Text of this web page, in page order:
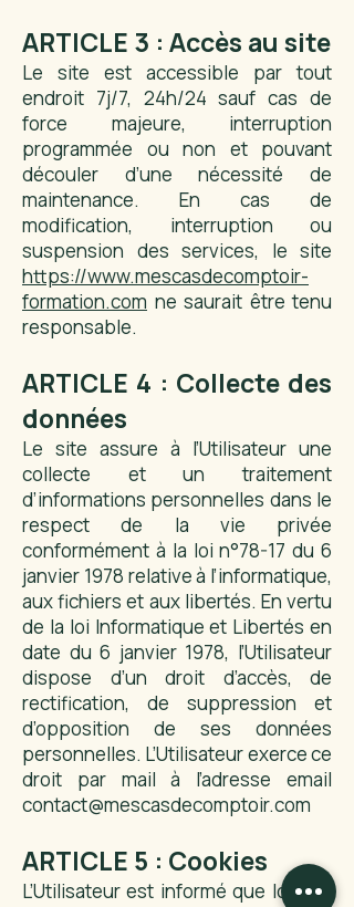
ARTICLE 3 : Accès au site
Le site est accessible par tout
endroit 7j/7, 24h/24 sauf cas de
force majeure, interruption
programmée ou non et pouvant
découler d’une nécessité de
maintenance. En cas de
modification, interruption ou
suspension des services, le site
https://www.mescasdecomptoir-
formation.com ne saurait être tenu
responsable.
ARTICLE 4 : Collecte des
données
Le site assure à l’Utilisateur une
collecte et un traitement
d’informations personnelles dans le
respect de la vie privée
conformément à la loi n°78-17 du 6
janvier 1978 relative à l’informatique,
aux fichiers et aux libertés. En vertu
de la loi Informatique et Libertés en
date du 6 janvier 1978, l’Utilisateur
dispose d’un droit d’accès, de
rectification, de suppression et
d’opposition de ses données
personnelles. L’Utilisateur exerce ce
droit par mail à l’adresse email
contact@mescasdecomptoir.com
ARTICLE 5 : Cookies
L’Utilisateur est informé que lors de